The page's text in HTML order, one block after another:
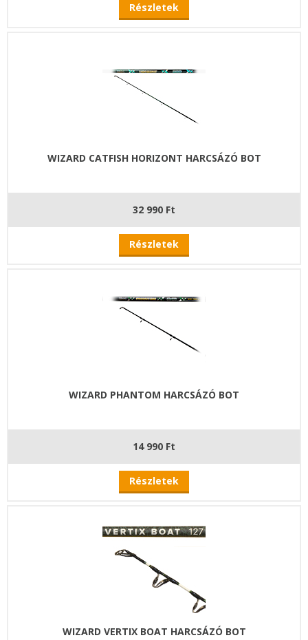
Részletek
WIZARD CATFISH HORIZONT HARCSÁZÓ BOT
32 990 Ft
Részletek
WIZARD PHANTOM HARCSÁZÓ BOT
14 990 Ft
Részletek
WIZARD VERTIX BOAT HARCSÁZÓ BOT